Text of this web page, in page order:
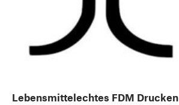
Lebensmittelechtes FDM Drucken